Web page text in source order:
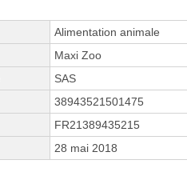
Alimentation animale
Maxi Zoo
SAS
38943521501475
FR21389435215
28 mai 2018